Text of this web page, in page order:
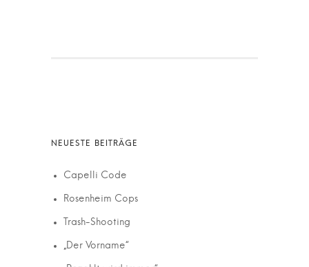
Capelli Code
Rosenheim Cops
Trash-Shooting
„Der Vorname“